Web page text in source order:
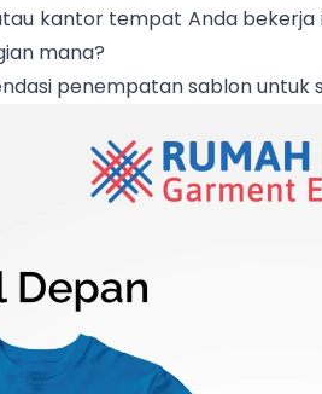
kantor tempat Anda
mana?
penempatan sablon untuk